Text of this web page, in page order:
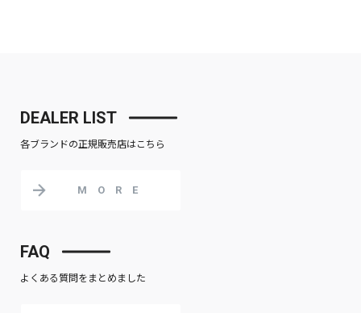
DEALER LIST
各ブランドの正規販売店はこちら
MORE
FAQ
よくある質問をまとめました